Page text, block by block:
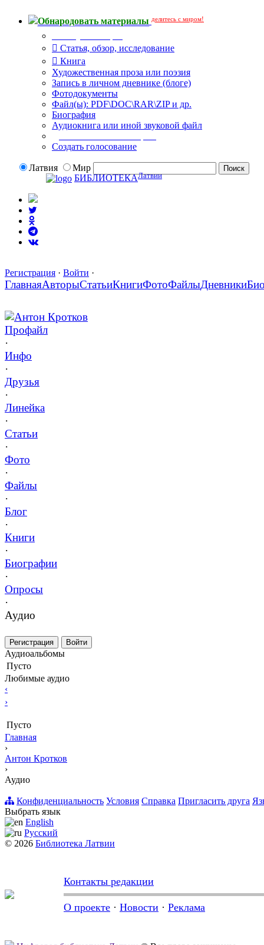
Обнародовать материалы делитесь с миром!
Статья, обзор, исследование
Книга
Художественная проза или поэзия
Запись в личном дневнике (блоге)
Фотодокументы
Файл(ы): PDF\DOC\RAR\ZIP и др.
Биография
Аудиокнига или иной звуковой файл
Создать голосование
Латвия
Мир
БИБЛИОТЕКАЛатвии
Регистрация · Войти ·
ГлавнаяАвторыСтатьиКнигиФотоФайлыДневники
Антон Кротков
Профайл
·
Инфо
·
Друзья
·
Линейка
·
Статьи
·
Фото
·
Файлы
·
Блог
·
Книги
·
Биографии
·
Опросы
·
Аудио
Регистрация Войти
Аудиоальбомы
Пусто
Любимые аудио
‹
›
Пусто
Главная
›
Антон Кротков
›
Аудио
Конфиденциальность Условия Справка Пригласить друга
Выбрать язык
English
Русский
© 2026 Библиотека Латвии
Контакты редакции
О проекте · Новости · Реклама